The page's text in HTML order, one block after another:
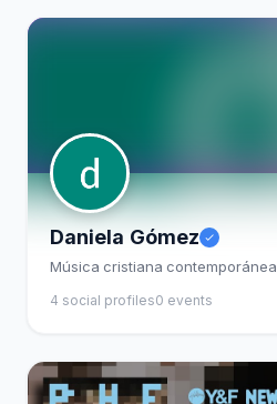
Daniela Gómez
Música cristiana contemporánea
4 social profiles0 events